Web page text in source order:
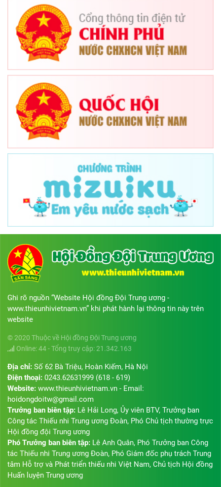
Ghi rõ nguồn “Website Hội đồng Đội Trung ương -
www.thieunhivietnam.vn” khi phát hành lại thông tin này trên
website
© 2020 Thuộc về Hội đồng Đội Trung ương
Online: 44 - Tổng truy cập: 21.342.163
Địa chỉ: Số 62 Bà Triệu, Hoàn Kiếm, Hà Nội
Điện thoại: 0243.62631999 (618 - 619)
Website: www.thieunhivietnam.vn - Email:
hoidongdoitw@gmail.com
Trưởng ban biên tập: Lê Hải Long, Ủy viên BTV, Trưởng ban
Công tác Thiếu nhi Trung ương Đoàn, Phó Chủ tịch thường trực
Hội đồng đội Trung ương
Phó Trưởng ban biên tập: Lê Anh Quân, Phó Trưởng ban Công
tác Thiếu nhi Trung ương Đoàn, Phó Giám đốc phụ trách Trung
tâm Hỗ trợ và Phát triển thiếu nhi Việt Nam, Chủ tịch Hội đồng
Huấn luyện Trung ương